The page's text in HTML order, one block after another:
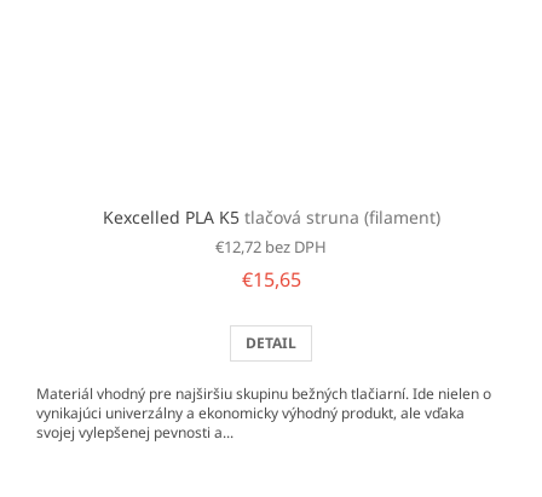
Kexcelled PLA K5 tlačová struna (filament)
€12,72 bez DPH
€15,65
DETAIL
Materiál vhodný pre najširšiu skupinu bežných tlačiarní. Ide nielen o
vynikajúci univerzálny a ekonomicky výhodný produkt, ale vďaka
svojej vylepšenej pevnosti a...